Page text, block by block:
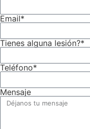
Email*
Tienes alguna lesión?*
Teléfono*
Mensaje